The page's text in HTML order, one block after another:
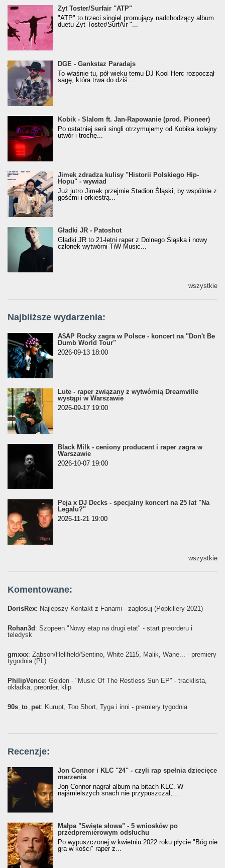
Żyt Toster/SurfAir - ATP VIDEO
Żyt Toster/Surfair "ATP"
"ATP" to trzeci singiel promujący nadchodzący album
duetu Żyt Toster/SurfAir "...
donGURALesko z nagrodą za
Klasyczny/Trueschoolowy Album Roku
(Popkillery 2023)
DGE - Gankstaz Paradajs
To właśnie tu, pół wieku temu DJ Kool Herc rozpoczął
sagę, która trwa do dziś...
Kobik - Slalom ft. Jan-Rapowanie (prod. Pioneer)
[Official Music Visualiser]
Kobik - Slalom ft. Jan-Rapowanie (prod. Pioneer)
Po ostatniej serii singli otrzymujemy od Kobika kolejny
utwór i trochę...
Jimek zdradza kulisy "Historii Polskiego Hip-
Hopu" - wywiad
Jimek zdradza kulisy "Historii Polskiego Hip-
Hopu" - wywiad
Już jutro Jimek przejmie Stadion Śląski, by wspólnie z
gośćmi i orkiestrą...
Gładki JR - Patoshot
Gładki JR - Patoshot
Gładki JR to 21-letni raper z Dolnego Śląska i nowy
członek wytwórni TiW Music...
wszystkie
Najbliższe wydarzenia:
A$AP Rocky zagra w Polsce - koncert na "Don't Be
Dumb World Tour"
2026-09-13 18:00
Lute - raper związany z wytwórnią Dreamville
wystąpi w Warszawie
2026-09-17 19:00
Black Milk - ceniony producent i raper zagra w
Warszawie
2026-10-07 19:00
Peja x DJ Decks - specjalny koncert na 25 lat "Na
Legalu?"
2026-11-21 19:00
wszystkie
Komentowane:
DorisRex: Najlepszy Kontakt z Fanami - zagłosuj (Popkillery 2021)
Rohan3d: Szopeen "Nowy etap na drugi etat" - start preorderu i
teledysk
gmxxx: Żabson/Hellfield/Sentino, White 2115, Malik, Wane... - premiery
tygodnia (PL)
PhilipVence: Golden - "Music Of The Restless Sun EP" - tracklista,
okładka, preorder, klip
90s_to_pet: Kurupt, Too Short, Tyga i inni - premiery tygodnia
Recenzje:
Jon Connor i KLC "24" - czyli rap spełnia dziecięce
marzenia
Jon Connor nagrał album na bitach KLC. W
najśmielszych snach nie przypuszczał,...
Małpa "Święte słowa" - 5 wniosków po
przedpremierowym odsłuchu
Po wypuszczonej w kwietniu 2022 roku płycie "Bóg nie
gra w kości" raper z...